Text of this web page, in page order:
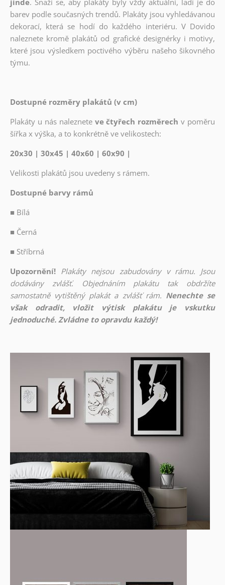
jinde. Snaží se, aby plakáty byly vždy aktuální, ladí je do
barev podle současných trendů. Plakáty jsou vyhledávanou
dekorací, která se hodí do každého interiéru. V Dovido
naleznete kromě plakátů od grafické designérky i motivy,
které jsou výsledkem poctivého výběru našeho šikovného
týmu.
Dostupné rozměry plakátů (v cm)
Plakáty u nás naleznete ve čtyřech rozměrech v poměru
šířka x výška, a to konkrétně ve velikostech:
20x30 | 30x45 | 40x60 | 60x90 |
Velikosti plakátů jsou uvedeny s rámem.
Dostupné barvy rámů
■ Bílá
■ Černá
■ Stříbrná
Upozornění! Plakáty nejsou zabudovány v rámu. Jsou
dodávány zvlášť. Objednáním plakátu tak obdržíte
samostatně vytištěný plakát a zvlášť rám. Nenechte se
však odradit, vložit výtisk plakátu je vskutku
jednoduché. Zvládne to opravdu každý!